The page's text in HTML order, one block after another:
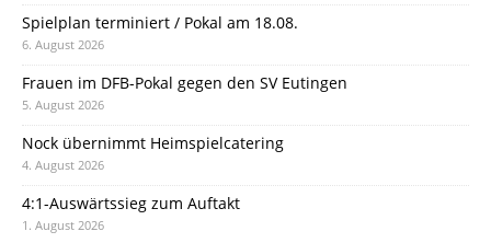
Spielplan terminiert / Pokal am 18.08.
6. August 2026
Frauen im DFB-Pokal gegen den SV Eutingen
5. August 2026
Nock übernimmt Heimspielcatering
4. August 2026
4:1-Auswärtssieg zum Auftakt
1. August 2026